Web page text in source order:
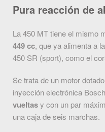
Pura reacción de
La 450 MT tiene el mismo
449 cc, que ya alimenta a
450 SR (sport), como el
Se trata de un motor
inyección electrónica
vueltasy con un par
una caja de seis marchas.